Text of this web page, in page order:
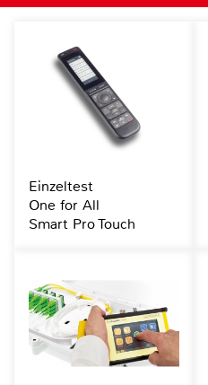
Einzeltest
One for All
Smart Pro Touch